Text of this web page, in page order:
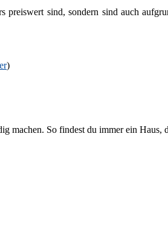
preiswert sind, sondern sind auch
)
machen. So findest du immer ein